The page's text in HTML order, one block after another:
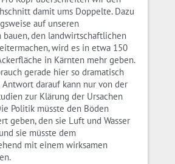
damit ums Doppelte. Dazu
auf unseren
den landwirtschaftlichen
wird es in etwa 150
in Kärnten mehr geben.
gerade hier so dramatisch
darauf kann nur von der
zur Klärung der Ursachen
Politik müsste den Böden
geben, den sie Luft und Wasser
sie müsste dem
mit einem wirksamen